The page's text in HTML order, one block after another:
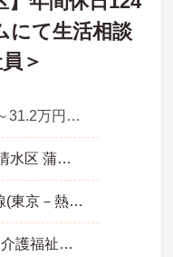
にて生活相談
＞
月収 18.3万円～31.2万円程度
静岡県 静岡市清水区 蒲原神沢1359番地の1
ＪＲ東海道本線(東京－熱海)「蒲原駅」徒歩15分
■社会福祉士・介護福祉士・介護支援専門員（ケアマネジャー）、社会福祉主事任用資格：いずれか ■実務経験：必須（施設での相談員業務：2年以上）